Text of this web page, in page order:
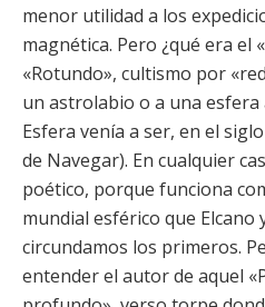
menor utilidad a los
magnética. Pero ¿qué era
«Rotundo», cultismo por
un astrolabio o a una
Esfera venía a ser, en el
de Navegar). En cualquier
poético, porque funciona
mundial esférico que
circundamos los primeros.
entender el autor de aquel